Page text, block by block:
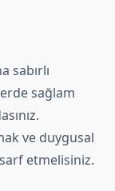
sabırlı
sağlam
ve duygusal
etmelisiniz.